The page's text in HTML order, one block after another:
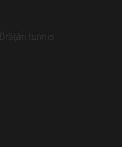
Brățări tennis